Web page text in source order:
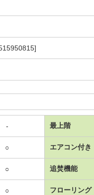
- 最上階
○ エアコン付き
○ 追焚機能
○ フローリング